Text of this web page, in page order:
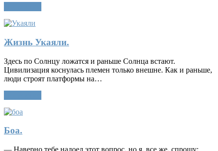
Жизнь Укаяли.
Здесь по Солнцу ложатся и раньше Солнца встают.
Цивилизация коснулась племен только внешне. Как и раньше,
люди строят платформы на…
Боа.